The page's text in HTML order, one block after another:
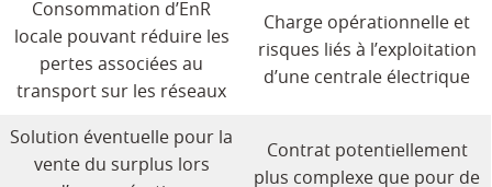
Consommation d’EnR
locale pouvant réduire les
pertes associées au
transport sur les réseaux
Charge opérationnelle et
risques liés à l’exploitation
d’une centrale électrique
Solution éventuelle pour la
vente du surplus lors
Contrat potentiellement
plus complexe que pour de